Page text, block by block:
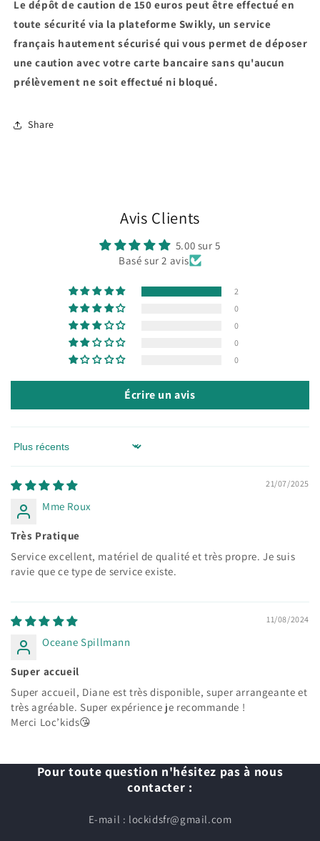
Le dépôt de caution de 150 euros peut être effectué en
toute sécurité via la plateforme Swikly, un service
français hautement sécurisé qui vous permet de déposer
une caution avec votre carte bancaire sans qu'aucun
prélèvement ne soit effectué ni bloqué.
Share
Avis Clients
5.00 sur 5
Basé sur 2 avis
2
0
0
0
0
Écrire un avis
Sort by
21/07/2025
Mme Roux
Très Pratique
Service excellent, matériel de qualité et très propre. Je suis
ravie que ce type de service existe.
11/08/2024
Oceane Spillmann
Super accueil
Super accueil, Diane est très disponible, super arrangeante et
très agréable. Super expérience je recommande !
Merci Loc’kids😘
Pour toute question n'hésitez pas à nous
contacter :
E-mail : lockidsfr@gmail.com